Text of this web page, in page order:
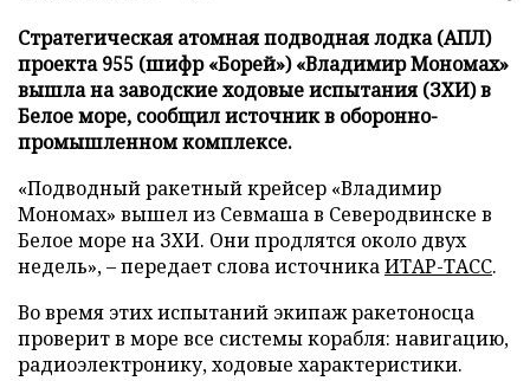
Стратегическая атомная подводная лодка (АПЛ)
проекта 955 (шифр «Борей») «Владимир Мономах»
вышла на заводские ходовые испытания (ЗХИ) в
Белое море, сообщил источник в оборонно-
промышленном комплексе.
«Подводный ракетный крейсер «Владимир
Мономах» вышел из Севмаша в Северодвинске в
Белое море на ЗХИ. Они продлятся около двух
недель»,–передает слова источникаИТАР-ТАСС.
Во время этих испытаний экипаж ракетоносца
проверит в море все системы корабля: навигацию,
радиоэлектронику, ходовые характеристики.